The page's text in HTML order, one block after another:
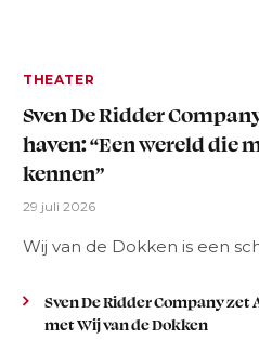
THEATER
Sven De Ridder
haven: “Een wereld die
kennen”
29 juli 2026
Wij van de Dokken is een
Sven De Ridder Company
met Wij van de Dokken